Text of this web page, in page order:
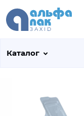
Каталог